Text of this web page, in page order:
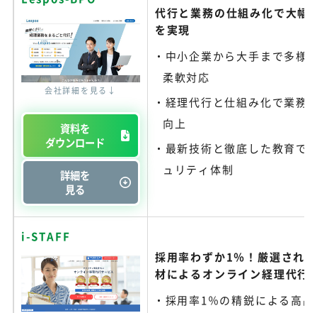
会社詳細を見る↓
資料を
ダウンロード
詳細を
見る
代行と業務の仕組み化で大幅
を実現
中小企業から大手まで多様
柔軟対応
経理代行と仕組み化で業務
向上
最新技術と徹底した教育で
ュリティ体制
i-STAFF
採用率わずか1％！厳選され
材によるオンライン経理代行
採用率1％の精鋭による高